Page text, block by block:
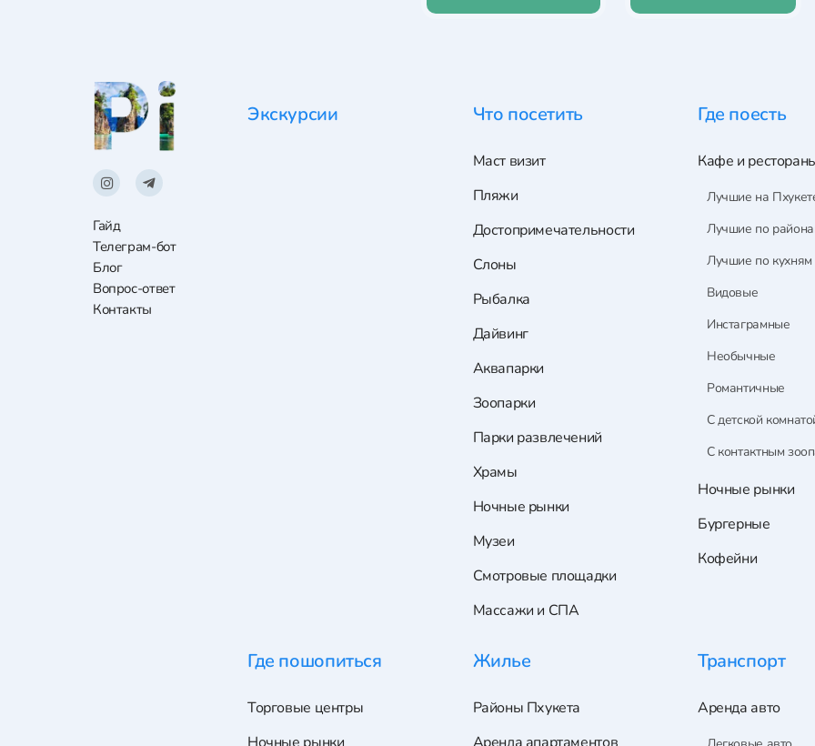
Гайд
Телеграм-бот
Блог
Вопрос-ответ
Контакты
Экскурсии Что посетить
Маст визит
Пляжи
Достопримечательности
Слоны
Рыбалка
Дайвинг
Аквапарки
Зоопарки
Парки развлечений
Храмы
Ночные рынки
Музеи
Смотровые площадки
Массажи и СПА
Где поесть
Кафе и
Лучшие на
Лучшие по
Лучшие по кухням
Видовые
Инстаграмные
Необычные
Романтичные
С детской
С контактным
Ночные рынки
Бургерные
Кофейни
Где пошопиться
Торговые центры
Жилье
Районы Пхукета
Транспорт
Аренда авто